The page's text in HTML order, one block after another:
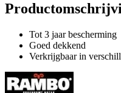
Tot 3 jaar bescherming
Goed dekkend
Verkrijgbaar in